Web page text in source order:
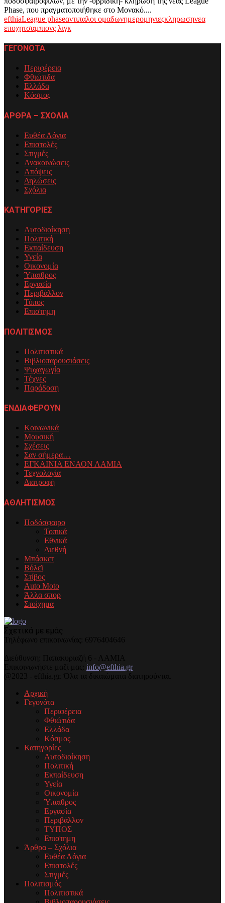
Phase, που πραγματοποιήθηκε στο Μονακό....
efthiaLeague phaseαντιπαλοι ομαδωνημερομηνιεςκληρωσηνεα
εποχητσαμπιονς λιγκ
ΓΕΓΟΝΟΤΑ
Περιφέρεια
Φθιώτιδα
Ελλάδα
Κόσμος
ΑΡΘΡΑ – ΣΧΟΛΙΑ
Ευθέα Λόγια
Επιστολές
Στιγμές
Ανακοινώσεις
Απόψεις
Δηλώσεις
Σχόλια
ΚΑΤΗΓΟΡΙΕΣ
Αυτοδιοίκηση
Πολιτική
Εκπαίδευση
Υγεία
Οικονομία
Ύπαιθρος
Εργασία
Περιβάλλον
Τύπος
Επιστημη
ΠΟΛΙΤΙΣΜΟΣ
Πολιτιστικά
Βιβλιοπαρουσιάσεις
Ψυχαγωγία
Τέχνες
Παράδοση
ΕΝΔΙΑΦΕΡΟΥΝ
Κοινωνικά
Μουσική
Σχέσεις
Σαν σήμερα…
ΕΓΚΑΙΝΙΑ ΕΝΑΟΝ ΛΑΜΙΑ
Τεχνολογία
Διατροφή
ΑΘΛΗΤΙΣΜΟΣ
Ποδόσφαιρο
Τοπικά
Εθνικά
Διεθνή
Μπάσκετ
Βόλεϊ
Στίβος
Auto Moto
Άλλα σπορ
Στοίχημα
Σχετικά με εμάς
Τηλέφωνo επικοινωνίας: 6976404646
Διεύθυνση: Παπακυριαζή 6 - ΛΑΜΙΑ
Επικοινωνήστε μαζί μας: info@efthia.gr
@2023 - efthia.gr. Όλα τα δικαιώματα διατηρούνται.
Αρχική
Γεγονότα
Περιφέρεια
Φθιώτιδα
Ελλάδα
Κόσμος
Κατηγορίες
Αυτοδιοίκηση
Πολιτική
Εκπαίδευση
Υγεία
Οικονομία
Ύπαιθρος
Εργασία
Περιβάλλον
ΤΥΠΟΣ
Επιστημη
Άρθρα – Σχόλια
Ευθέα Λόγια
Επιστολές
Στιγμές
Πολιτισμός
Πολιτιστικά